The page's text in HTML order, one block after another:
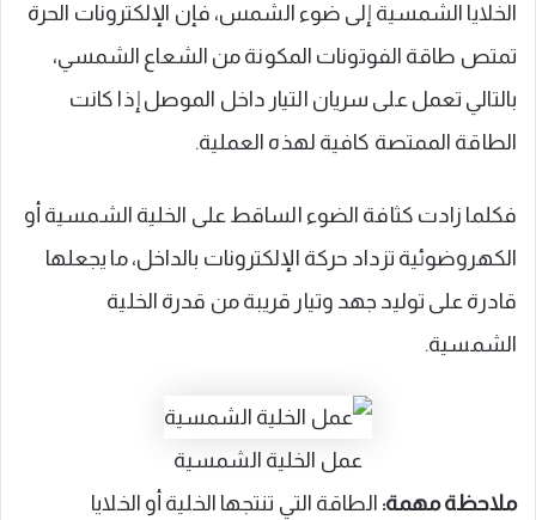
الخلايا الشمسية إلى ضوء الشمس، فإن الإلكترونات الحرة
تمتص طاقة الفوتونات المكونة من الشعاع الشمسي،
بالتالي تعمل على سريان التيار داخل الموصل إذا كانت
الطاقة الممتصة كافية لهذه العملية.
فكلما زادت كثافة الضوء الساقط على الخلية الشمسية أو
الكهروضوئية تزداد حركة الإلكترونات بالداخل، ما يجعلها
قادرة على توليد جهد وتيار قريبة من قدرة الخلية
الشمسية.
عمل الخلية الشمسية
ملاحظة مهمة: الطاقة التي تنتجها الخلية أو الخلايا